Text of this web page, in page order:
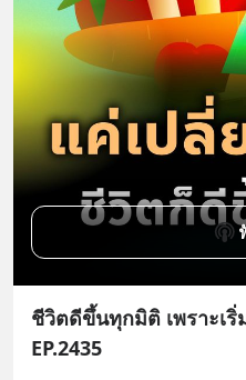
ชีวิตดีขึ้นทุกมิติ เพราะเ
EP.2435